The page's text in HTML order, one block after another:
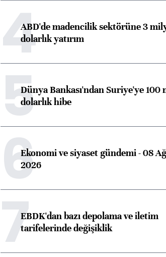
4ABD'de madencilik sektörüne 3
dolarlık yatırım
5Dünya Bankası'ndan Suriye'ye 100
dolarlık hibe
6Ekonomi ve siyaset gündemi - 08
2026
7EBDK'dan bazı depolama ve iletim
tarifelerinde değişiklik